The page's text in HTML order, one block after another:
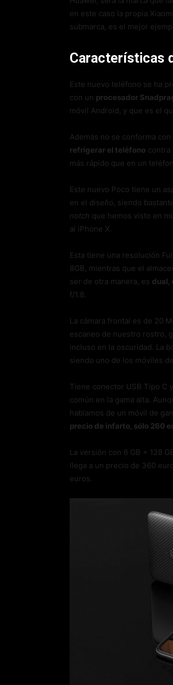
en este caso la propia
submarca, es el mejor
Características
Este nuevo teléfono se ha
con un procesador
móvil Android, y que es el
Además no se conforma
refrigerar el teléfono contra
más rápido que en un
Este nuevo Poco tiene un
en el diseño, siendo
notch que hemos visto en
al iPhone X.
Esta tiene una resolución
8GB, mientras que el
ser de otra manera, es dual,
f/1.8.
La cámara frontal es de 20
escaneo de nuestro rostro,
incluso en la oscuridad. La
siendo uno de los móviles
Tiene conector USB Tipo C
común en la gama alta.
hablamos de un móvil de
precio de infarto, sólo 260
La versión con 6 GB + 128
llega a un precio de 360
euros.